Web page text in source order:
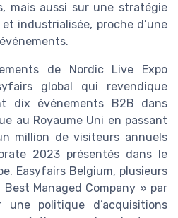
mais aussi sur une stratégie
industrialisée, proche d’une
de Nordic Live Expo
global qui revendique
dix événements B2B dans
au Royaume Uni en passant
million de visiteurs annuels
2023 présentés dans le
Easyfairs Belgium, plusieurs
Managed Company » par
une politique d’acquisitions